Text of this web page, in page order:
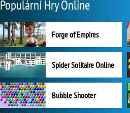
Populární Hry Online
Forge of Empires
Spider Solitaire Online
Bubble Shooter